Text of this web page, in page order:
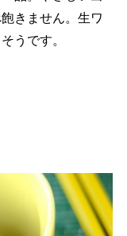
きません。生ワ
うです。